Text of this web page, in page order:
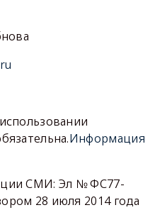
Информация
СМИ: Эл № ФС77-
28 июля 2014 года